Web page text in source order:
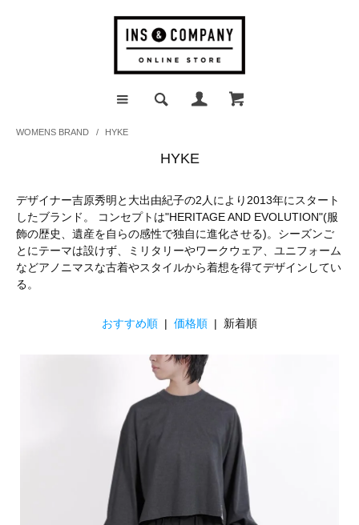
WOMENS BRAND / HYKE
HYKE
デザイナー吉原秀明と大出由紀子の2人により2013年にスタート
したブランド。 コンセプトは"HERITAGE AND EVOLUTION"(服
飾の歴史、遺産を自らの感性で独自に進化させる)。シーズンご
とにテーマは設けず、ミリタリーやワークウェア、ユニフォーム
などアノニマスな古着やスタイルから着想を得てデザインしてい
る。
おすすめ順 | 価格順 | 新着順